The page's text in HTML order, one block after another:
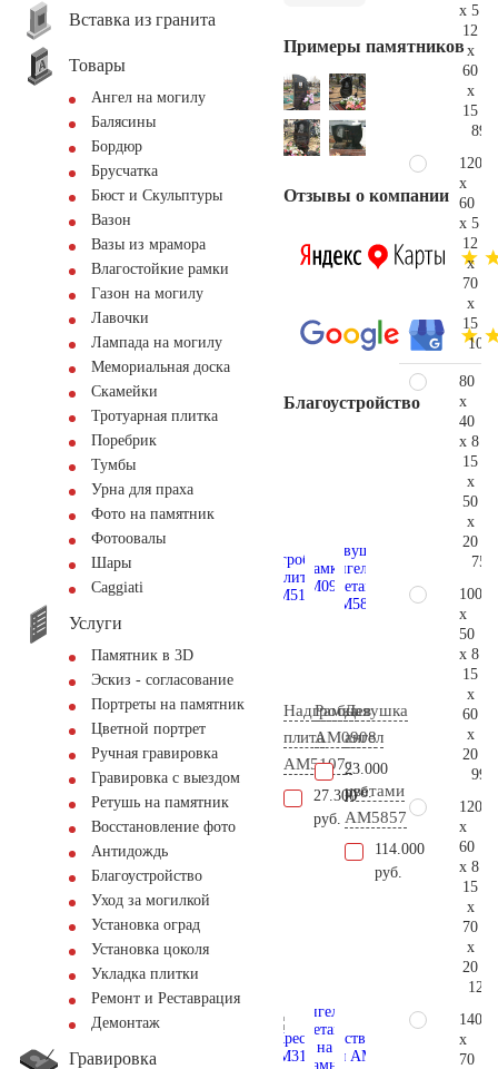
Вставка из гранита
Товары
Ангел на могилу
Балясины
Бордюр
Брусчатка
Бюст и Скульптуры
Вазон
Вазы из мрамора
Влагостойкие рамки
Газон на могилу
Лавочки
Лампада на могилу
Мемориальная доска
Скамейки
Тротуарная плитка
Поребрик
Тумбы
Урна для праха
Фото на памятник
Фотоовалы
Шары
Сaggiati
Услуги
Памятник в 3D
Эскиз - согласование
Портреты на памятник
Цветной портрет
Ручная гравировка
Гравировка с выездом
Ретушь на памятник
Восстановление фото
Антидождь
Благоустройство
Уход за могилкой
Установка оград
Установка цоколя
Укладка плитки
Ремонт и Реставрация
Демонтаж
Гравировка
Примеры памятников
Отзывы о компании
Благоустройство
Надгробная
плита
AM5107
27.300
руб.
Рамка
AM0908
23.000
руб.
Девушка
ангел
с
цветами
AM5857
114.000
руб.
x 5
12
x
60
x
15
120
x
60
x 5
12
x
70
x
15
80
x
40
x 8
15
x
50
x
20
100
x
50
x 8
15
x
60
x
20
120
x
60
x 8
15
x
70
x
20
140
x
70